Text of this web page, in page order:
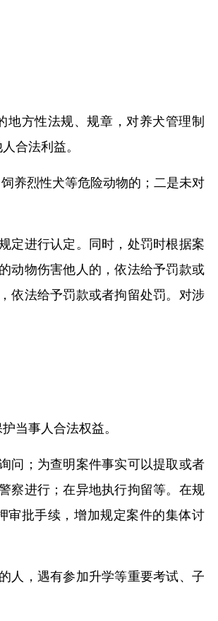
方性法规、规章，对养犬管理制
合法利益。
养烈性犬等危险动物的；二是未对
定进行认定。同时，处罚时根据案
动物伤害他人的，依法给予罚款或
依法给予罚款或者拘留处罚。对涉
当事人合法权益。
问；为查明案件事实可以提取或者
察进行；在异地执行拘留等。在规
审批手续，增加规定案件的集体讨
人，遇有参加升学等重要考试、子